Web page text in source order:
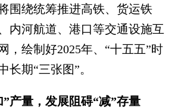
围绕统筹推进高铁、货运铁
内河航道、港口等交通设施互
，绘制好2025年、“十五五”时
长期“三张图”。
量，发展阻碍“减”存量